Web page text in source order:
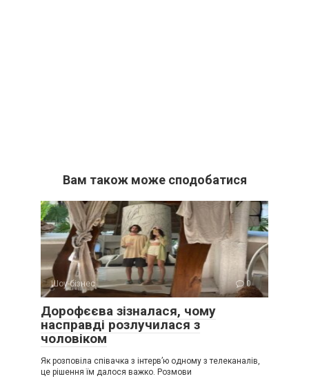
Вам також може сподобатися
Шоу-бізнес 0
Дорофєєва зізналася, чому
насправді розлучилася з
чоловіком
Як розповіла співачка з інтерв’ю одному з телеканалів,
це рішення їм далося важко. Розмови